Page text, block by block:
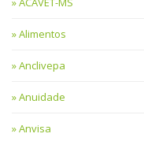
Alimentos
Anclivepa
Anuidade
Anvisa